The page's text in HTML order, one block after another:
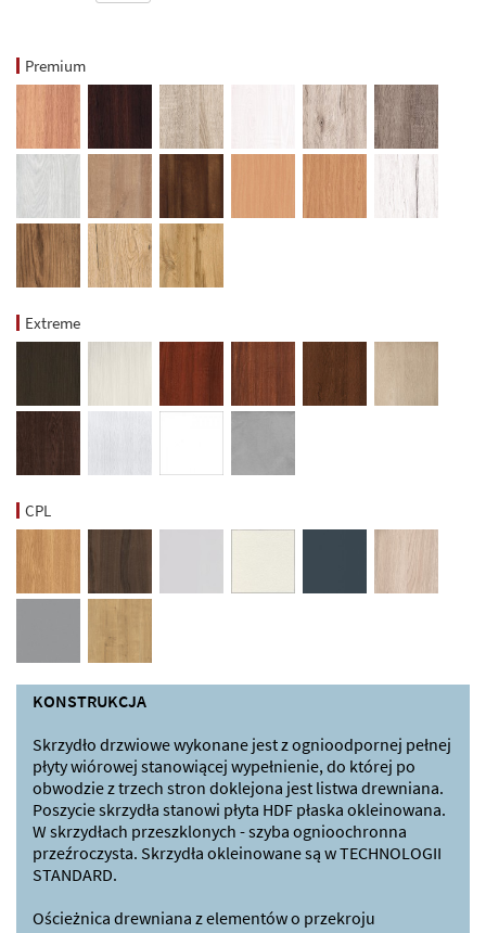
Premium
Extreme
CPL
KONSTRUKCJA
Skrzydło drzwiowe wykonane jest z ognioodpornej pełnej
płyty wiórowej stanowiącej wypełnienie, do której po
obwodzie z trzech stron doklejona jest listwa drewniana.
Poszycie skrzydła stanowi płyta HDF płaska okleinowana.
W skrzydłach przeszklonych - szyba ognioochronna
przeźroczysta. Skrzydła okleinowane są w TECHNOLOGII
STANDARD.
Ościeżnica drewniana z elementów o przekroju